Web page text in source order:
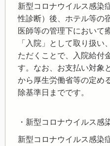
新型コロナウイルス感染
性診断）後、ホテル等の
医師等の管理下において
「入院」として取り扱
ただくことで、入院給付
す。なお、お支払い対象
から厚生労働省等の定め
除基準日までです。
・新型コロナウイルス感
新型コロナウイルス感染